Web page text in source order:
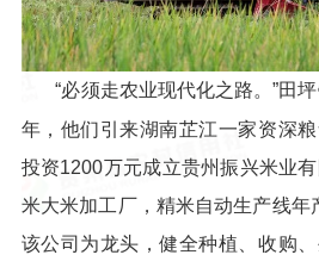
“必须走农业现代化之路。”田
年，他们引来湖南芷江一家资深
投资1200万元成立贵州振兴米业
米大米加工厂，精米自动生产线年
该公司为龙头，健全种植、收购